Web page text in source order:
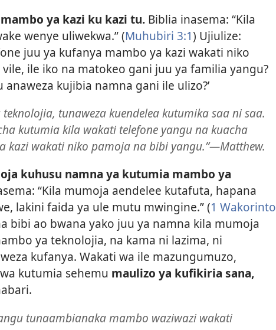
ya kazi ku kazi tu. Biblia inasema: “Kila
wenye uliwekwa.” (Muhubiri 3:1) Ujiulize:
juu ya kufanya mambo ya kazi wakati niko
ile iko na matokeo gani juu ya familia yangu?
kujibia namna gani ile ulizo?’
teknolojia, tunaweza kuendelea kutumika saa ni saa.
kutumia kila wakati telefone yangu na kuacha
kazi wakati niko pamoja na bibi yangu.”​—Matthew.
kuhusu namna ya kutumia mambo ya
“Kila mumoja aendelee kutafuta, hapana
lakini faida ya ule mutu mwingine.” (1 Wakorinto
bibi ao bwana yako juu ya namna kila mumoja
ya teknolojia, na kama ni lazima, ni
kufanya. Wakati wa ile mazungumuzo,
kutumia sehemu maulizo ya kufikiria sana,
tunaambianaka mambo waziwazi wakati